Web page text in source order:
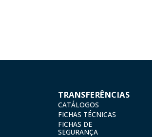
TRANSFERÊNCIAS
CATÁLOGOS
FICHAS TÉCNICAS
FICHAS DE
SEGURANÇA